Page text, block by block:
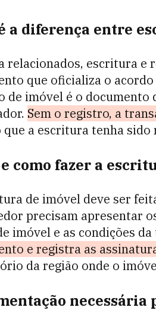
a diferença entre
relacionados, escritura
que oficializa o
de imóvel é o
Sem o registro, a
que a escritura tenha sido
como fazer a
de imóvel deve ser
precisam apresentar
imóvel e as condições da
e registra as
da região onde o